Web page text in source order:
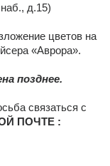
д.15)
цветов на
«Аврора».
позднее.
связаться с
ПОЧТЕ :